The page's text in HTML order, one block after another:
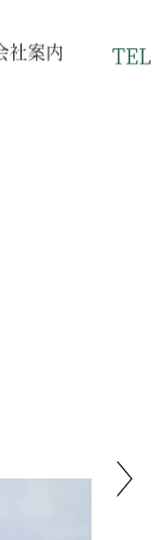
社案内 TEL